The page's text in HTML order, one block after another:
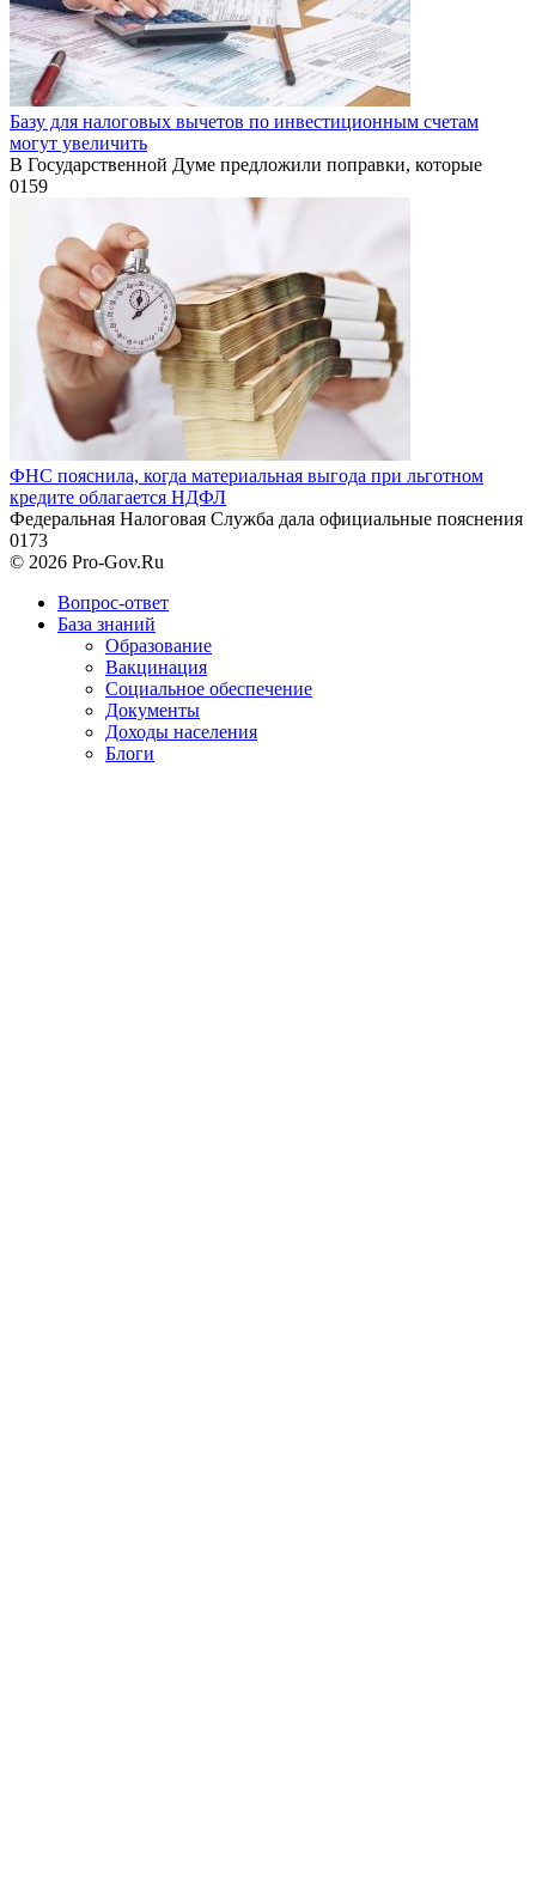
Базу для налоговых вычетов по инвестиционным счетам
могут увеличить
В Государственной Думе предложили поправки, которые
0159
ФНС пояснила, когда материальная выгода при льготном
кредите облагается НДФЛ
Федеральная Налоговая Служба дала официальные пояснения
0173
© 2026 Pro-Gov.Ru
Вопрос-ответ
База знаний
Образование
Вакцинация
Социальное обеспечение
Документы
Доходы населения
Блоги